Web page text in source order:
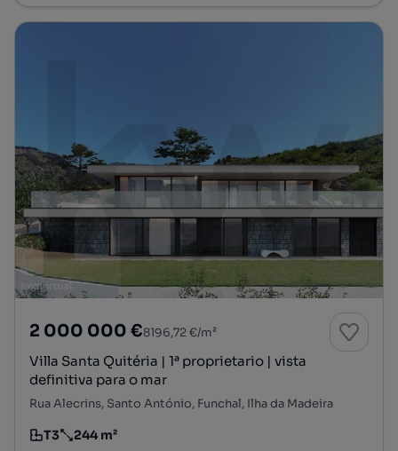
2 000 000 €8196,72 €/m²
Villa Santa Quitéria | 1ª proprietario | vista
definitiva para o mar
Rua Alecrins, Santo António, Funchal, Ilha da Madeira
Tipologia
T3
Preço por metro quadrado
244 m²